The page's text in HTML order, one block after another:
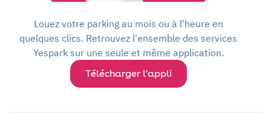
Louez votre parking au mois ou à l'heure en
quelques clics. Retrouvez l'ensemble des services
Yespark sur une seule et même application.
Télécharger l'appli